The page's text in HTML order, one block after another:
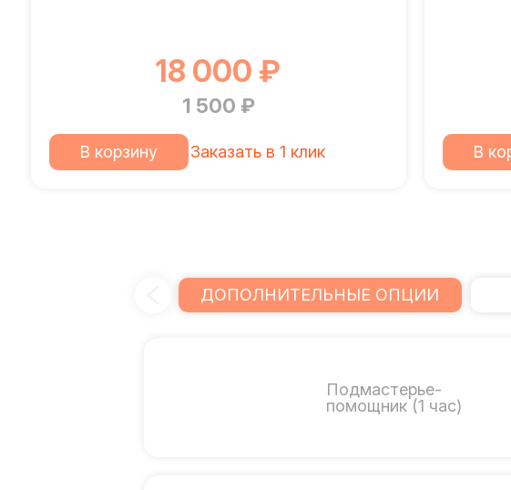
18 000 ₽
1 500 ₽
В корзину Заказать в 1 клик В
ДОПОЛНИТЕЛЬНЫЕ ОПЦИИ
Подмастерье-
помощник (1 час)